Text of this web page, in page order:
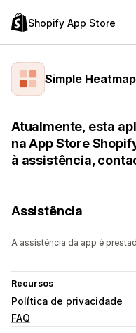
Shopify App Store
Simple
Atualmente, esta
na App Store
à assistência,
Assistência
A assistência da app é
Recursos
Política de privacidade
FAQ